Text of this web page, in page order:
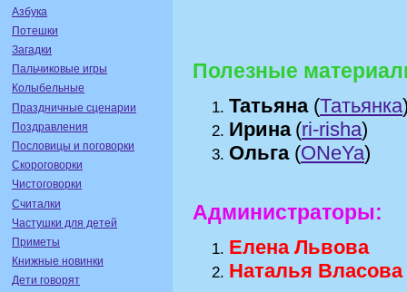
Азбука
Потешки
Загадки
Пальчиковые игры
Колыбельные
Праздничные сценарии
Поздравления
Пословицы и поговорки
Скороговорки
Чистоговорки
Считалки
Частушки для детей
Приметы
Книжные новинки
Дети говорят
Полезные
Татьяна(Татьянка
Ирина (ri-risha)
Ольга (ONeYa)
Администраторы:
Елена Львова
Наталья Власова